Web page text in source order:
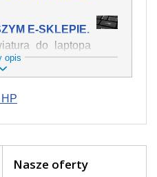
E-SKLEPIE.
do laptopa
mechanicznie
płynem, który
klawiaturę,
klawiatury w
znajdziesz za
opis
Nasze oferty